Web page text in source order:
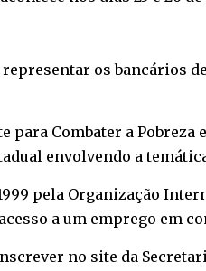
os bancários
para Combater a
envolvendo a
pela Organização
a um emprego em
no site da